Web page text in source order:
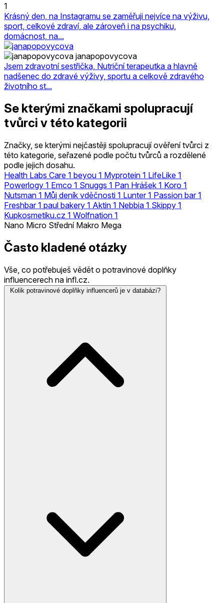
1
Krásný den, na Instagramu se zaměřuji nejvíce na výživu,
sport, celkové zdraví, ale zároveň i na psychiku,
domácnost, na...
janapopovycova
Jsem zdravotní sestřička, Nutriční terapeutka a hlavně
nadšenec do zdravé výživy, sportu a celkově zdravého
životního st...
Se kterými značkami spolupracují
tvůrci v této kategorii
Značky, se kterými nejčastěji spolupracují ověření tvůrci z
této kategorie, seřazené podle počtu tvůrců a rozdělené
podle jejich dosahu.
Health Labs Care 1 beyou 1 Myprotein 1 LifeLike 1
Powerlogy 1 Emco 1 Snuggs 1 Pan Hrášek 1 Koro 1
Nutsman 1 Můj deník vděčnosti 1 Lunter 1 Passion bar 1
Freshbar 1 paul bakery 1 Aktin 1 Nebbia 1 Skippy 1
Kupkosmetiku.cz 1 Wolfnation 1
Nano Micro Střední Makro Mega
Často kladené otázky
Vše, co potřebuješ vědět o potravinové doplňky
influencerech na infl.cz.
Kolik potravinové doplňky influencerů je v databázi?